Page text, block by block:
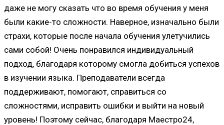
даже не могу сказать что во время обучения у меня
были какие-то сложности. Наверное, изначально были
страхи, которые после начала обучения улетучились
сами собой! Очень понравился индивидуальный
подход, благодаря которому смогла добиться успехов
в изучении языка. Преподаватели всегда
поддерживают, помогают, справиться со
сложностями, исправить ошибки и выйти на новый
уровень! Поэтому сейчас, благодаря Маестро24,